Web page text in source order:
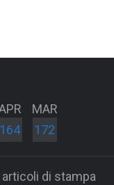
164
MAR
172
di stampa